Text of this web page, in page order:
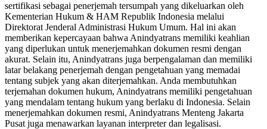
sertifikasi sebagai penerjemah tersumpah yang dikeluarkan oleh
Kementerian Hukum & HAM Republik Indonesia melalui
Direktorat Jenderal Administrasi Hukum Umum. Hal ini akan
memberikan kepercayaan bahwa Anindyatrans memiliki keahlian
yang diperlukan untuk menerjemahkan dokumen resmi dengan
akurat. Selain itu, Anindyatrans juga berpengalaman dan memiliki
latar belakang penerjemah dengan pengetahuan yang memadai
tentang subjek yang akan diterjemahkan. Anda membutuhkan
terjemahan dokumen hukum, Anindyatrans memiliki pengetahuan
yang mendalam tentang hukum yang berlaku di Indonesia. Selain
menerjemahkan dokumen resmi, Anindyatrans Menteng Jakarta
Pusat juga menawarkan layanan interpreter dan legalisasi.